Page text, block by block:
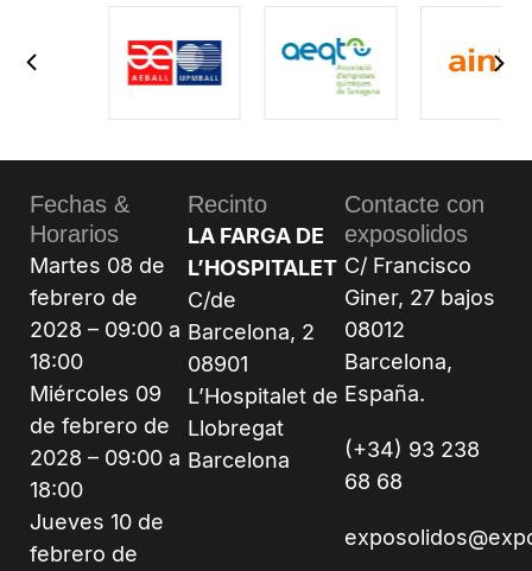
Fechas &
Horarios
Martes 08 de
febrero de
2028 – 09:00 a
18:00
Miércoles 09
de febrero de
2028 – 09:00 a
18:00
Jueves 10 de
febrero de
Recinto
LA FARGA DE
L’HOSPITALET
C/de
Barcelona, 2
08901
L’Hospitalet de
Llobregat
Barcelona
Contacte con
exposolidos
C/ Francisco
Giner, 27 bajos
08012
Barcelona,
España.
(+34) 93 238
68 68